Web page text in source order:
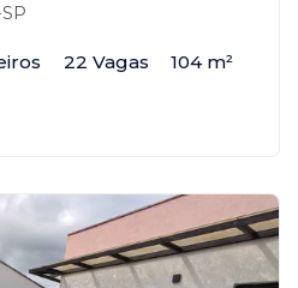
22 Vagas 104 m²